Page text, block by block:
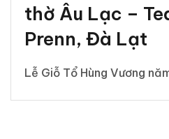
thờ Âu Lạc –
Prenn, Đà Lạt
Lễ Giỗ Tổ Hùng Vương